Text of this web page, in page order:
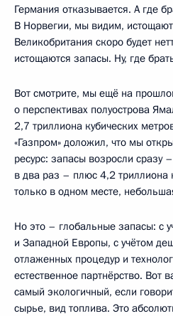
Германия отказывается. А где
В Норвегии, мы видим,
Великобритания скоро будет
истощаются запасы. Ну, где
Вот смотрите, мы ещё на
о перспективах полуострова
2,7 триллиона кубических
«Газпром» доложил, что мы
ресурс: запасы возросли сразу
в два раз – плюс 4,2 триллиона
только в одном месте,
Но это – глобальные запасы: с
и Западной Европы, с учётом
отлаженных процедур и
естественное партнёрство. Вот
самый экологичный, если
сырье, вид топлива. Это